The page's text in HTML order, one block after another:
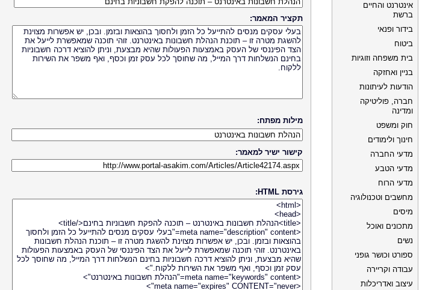
תקציר המאמר:
מילות מפתח:
קישור ישיר למאמר:
גירסת HTML:
אינטרנט והחיים
ברשת
בידור ופנאי
ביטוח
בית משפחה וזוגיות
בניין ואחזקה
הודעות לעיתונות
חברה, פוליטיקה
ומדינה
חוק ומשפט
חינוך ולימודים
מדעי החברה
מדעי הטבע
מדעי הרוח
מחשבים וטכנולוגיה
מיסים
מתכונים ואוכל
נשים
ספורט וכושר גופני
עבודה וקריירה
עיצוב ואדריכלות